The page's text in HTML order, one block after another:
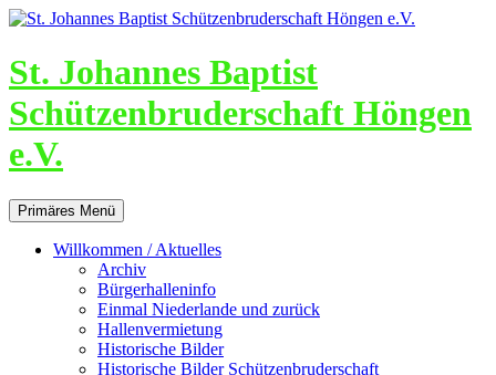
St. Johannes Baptist
Schützenbruderschaft Höngen
e.V.
Suchen
Primäres Menü Zum
Inhalt
springen
Willkommen / Aktuelles
Archiv
Bürgerhalleninfo
Einmal Niederlande und zurück
Hallenvermietung
Historische Bilder
Historische Bilder Schützenbruderschaft